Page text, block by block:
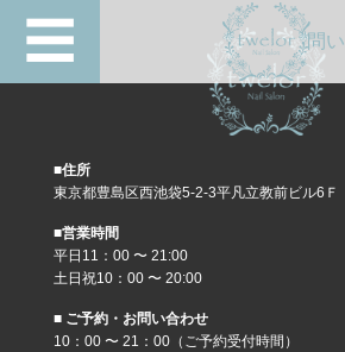
☰ 問
■住所
東京都豊島区西池袋5-2-3平凡立教前ビル6Ｆ
■営業時間
平日11：00 〜 21:00
土日祝10：00 〜 20:00
■ ご予約・お問い合わせ
10：00 〜 21：00（ご予約受付時間）